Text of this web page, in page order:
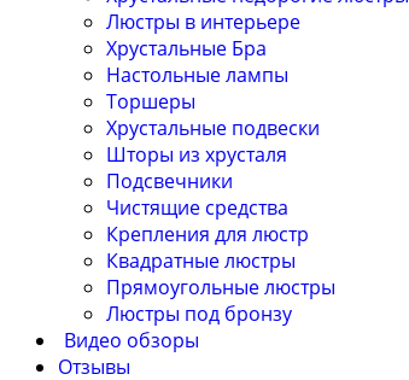
Люстры в интерьере
Хрустальные Бра
Настольные лампы
Торшеры
Хрустальные подвески
Шторы из хрусталя
Подсвечники
Чистящие средства
Крепления для люстр
Квадратные люстры
Прямоугольные люстры
Люстры под бронзу
Видео обзоры
Отзывы